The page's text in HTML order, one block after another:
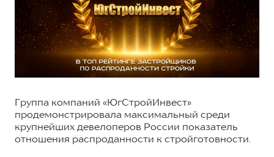
Группа компаний «ЮгСтройИнвест»
продемонстрировала максимальный среди
крупнейших девелоперов России показатель
отношения распроданности к стройготовности.